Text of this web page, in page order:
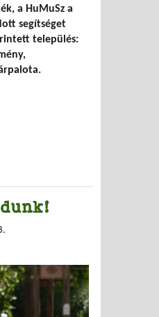
a HuMuSz a
segítséget
település: